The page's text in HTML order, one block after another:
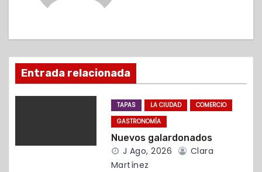
ó
n
e
Entrada relacionada
TAPAS LA CIUDAD
COMERCIO
GASTRONOMÍA
Nuevos galardonados
J Ago, 2026
Clara
Martínez